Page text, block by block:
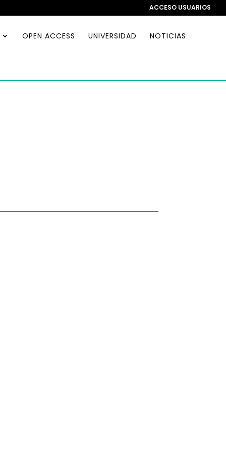
ACCESO USUARIOS
OPEN ACCESS UNIVERSIDAD NOTICIAS